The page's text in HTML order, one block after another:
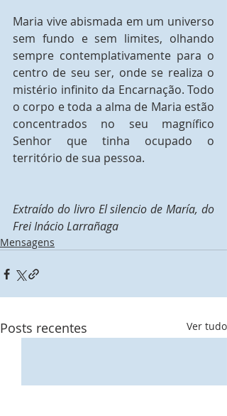
Maria vive abismada em um universo
sem fundo e sem limites, olhando
sempre contemplativamente para o
centro de seu ser, onde se realiza o
mistério infinito da Encarnação. Todo
o corpo e toda a alma de Maria estão
concentrados no seu magnífico
Senhor que tinha ocupado o
território de sua pessoa.
Extraído do livro El silencio de María, do
Frei Inácio Larrañaga
Mensagens
Posts recentes Ver tudo